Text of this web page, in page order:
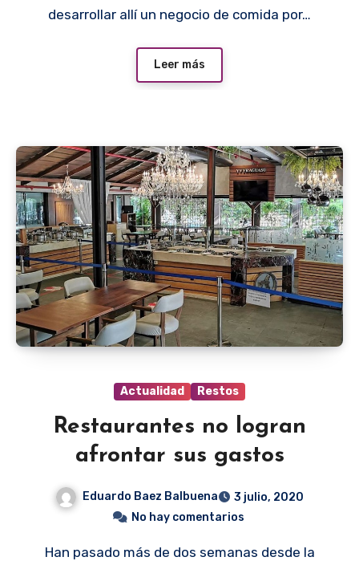
desarrollar allí un negocio de comida por…
Leer más
Actualidad Restos
Restaurantes no logran
afrontar sus gastos
Eduardo Baez Balbuena
3 julio, 2020
No hay comentarios
Han pasado más de dos semanas desde la